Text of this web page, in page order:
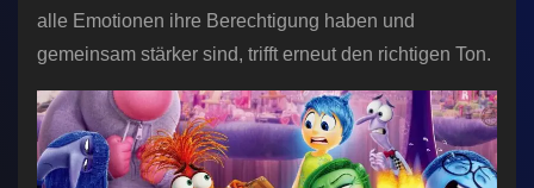
alle Emotionen ihre Berechtigung haben und
gemeinsam stärker sind, trifft erneut den richtigen Ton.